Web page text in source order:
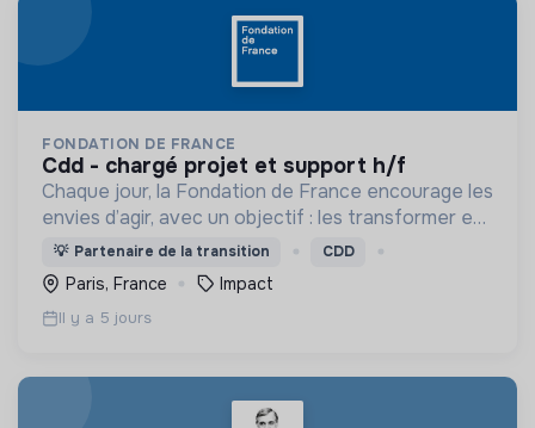
FONDATION DE FRANCE
cdd - chargé projet et support h/f
Chaque jour, la Fondation de France encourage les
envies d’agir, avec un objectif : les transformer en
actions utiles et efficaces pour construire une
société plus digne et plus juste.
💡 Partenaire de la transition CDD
Paris, France Impact
Il y a 5 jours